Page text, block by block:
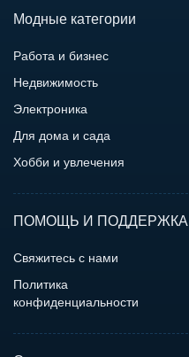
Модные категории
Работа и бизнес
Недвижимость
Электроника
Для дома и сада
Хобби и увлечения
ПОМОЩЬ И ПОДДЕРЖКА
Свяжитесь с нами
Политика
конфиденциальности